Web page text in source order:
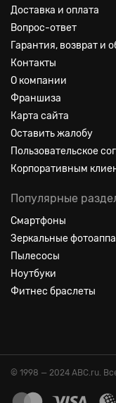
Доставка и оплата
Вопрос-ответ
Гарантия, возврат и
Контакты
О компании
Франшиза
Карта сайта
Оставить жалобу
Пользовательское
Корпоративным
Популярные
Смартфоны
Зеркальные
Пылесосы
Ноутбуки
Фитнес браслеты
© 1998 — 2024 ABC.ru.